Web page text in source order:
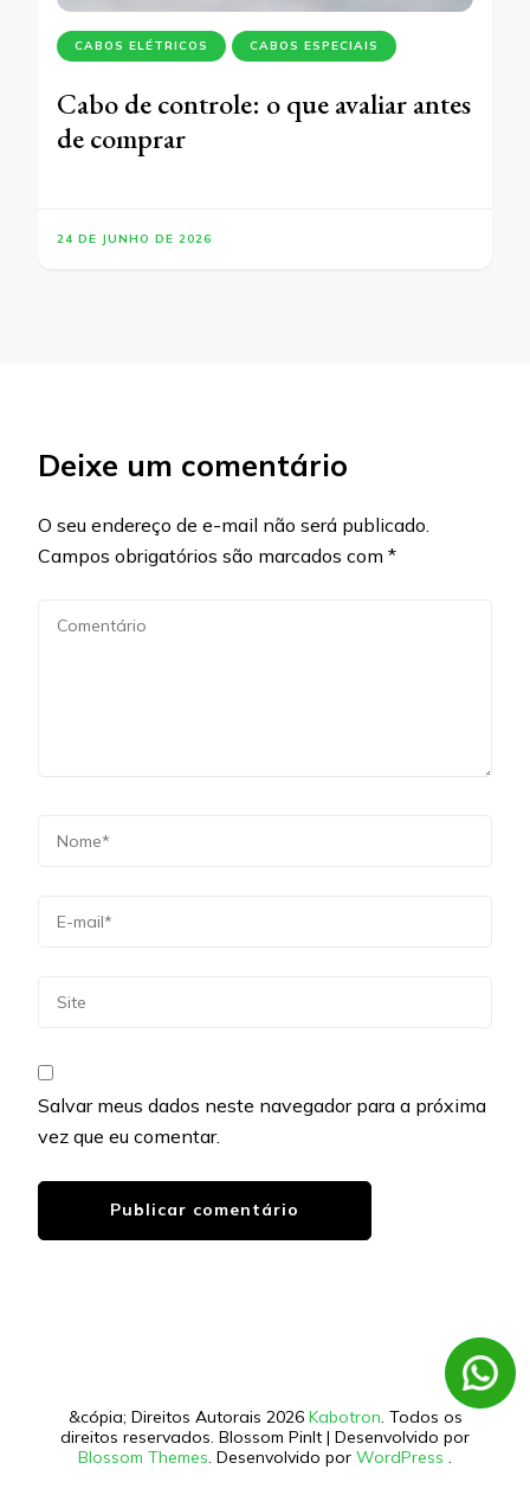
CABOS ELÉTRICOS CABOS ESPECIAIS
Cabo de controle: o que avaliar antes
de comprar
24 DE JUNHO DE 2026
Deixe um comentário
O seu endereço de e-mail não será publicado.
Campos obrigatórios são marcados com *
Salvar meus dados neste navegador para a próxima
vez que eu comentar.
&cópia; Direitos Autorais 2026 Kabotron. Todos os
direitos reservados. Blossom PinIt | Desenvolvido por
Blossom Themes. Desenvolvido por WordPress .